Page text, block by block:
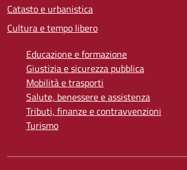
Catasto e urbanistica
Cultura e tempo libero
Educazione e formazione
Giustizia e sicurezza pubblica
Mobilità e trasporti
Salute, benessere e assistenza
Tributi, finanze e contravvenzioni
Turismo